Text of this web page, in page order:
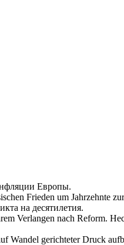
Европы.
Frieden um Jahrzehnte
на десятилетия.
Verlangen nach Reform.
Wandel gerichteter Druck